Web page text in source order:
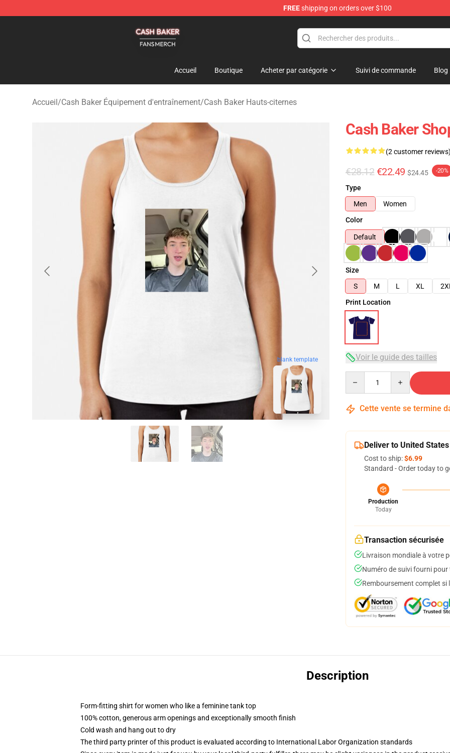
FREEshipping on orders over $100
Accueil Boutique Acheter par catégorie Suivi de commande Blog
Accueil/Cash Baker Équipement d'entraînement/Cash Baker Hauts-citernes
blank template
Cash Baker
(2 customer reviews)
€28.12 €22.49 $24.45 -20%
Type
Men
Women
Color
Default
Size
S
M L XL 2XL
Print Location
Voir le guide des tailles
Cette vente se termine
Deliver to United States
Cost to ship:$6.99
Standard - Order today to
Production
Today
Transaction sécurisée
Livraison mondiale à votre
Numéro de suivi fourni pour
Remboursement complet si
Description
Form-fitting shirt for women who like a feminine tank top
100% cotton, generous arm openings and exceptionally smooth finish
Cold wash and hang out to dry
The third party printer of this product is evaluated according to International Labor Organization standards